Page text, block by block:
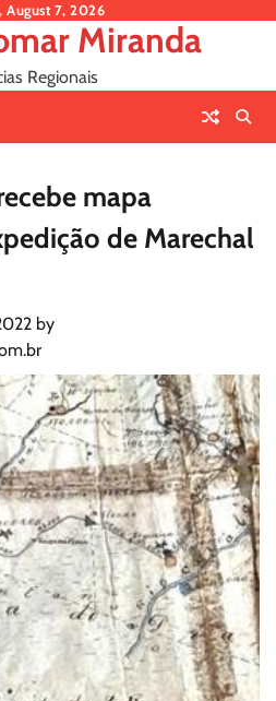
August 7, 2026
Miranda
Regionais
mapa
de Marechal
by